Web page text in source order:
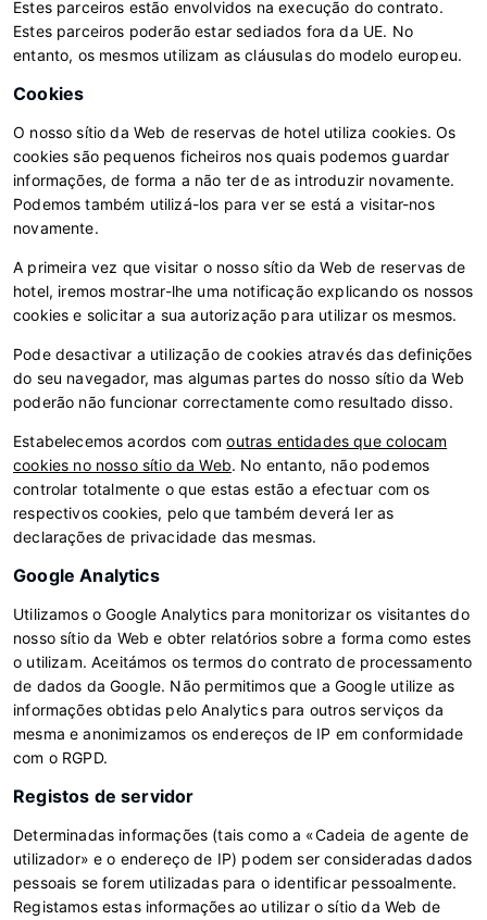
Estes parceiros estão envolvidos na execução do contrato.
Estes parceiros poderão estar sediados fora da UE. No
entanto, os mesmos utilizam as cláusulas do modelo europeu.
Cookies
O nosso sítio da Web de reservas de hotel utiliza cookies. Os
cookies são pequenos ficheiros nos quais podemos guardar
informações, de forma a não ter de as introduzir novamente.
Podemos também utilizá-los para ver se está a visitar-nos
novamente.
A primeira vez que visitar o nosso sítio da Web de reservas de
hotel, iremos mostrar-lhe uma notificação explicando os nossos
cookies e solicitar a sua autorização para utilizar os mesmos.
Pode desactivar a utilização de cookies através das definições
do seu navegador, mas algumas partes do nosso sítio da Web
poderão não funcionar correctamente como resultado disso.
Estabelecemos acordos comoutras entidades que colocam
cookies no nosso sítio da Web. No entanto, não podemos
controlar totalmente o que estas estão a efectuar com os
respectivos cookies, pelo que também deverá ler as
declarações de privacidade das mesmas.
Google Analytics
Utilizamos o Google Analytics para monitorizar os visitantes do
nosso sítio da Web e obter relatórios sobre a forma como estes
o utilizam. Aceitámos os termos do contrato de processamento
de dados da Google. Não permitimos que a Google utilize as
informações obtidas pelo Analytics para outros serviços da
mesma e anonimizamos os endereços de IP em conformidade
com o RGPD.
Registos de servidor
Determinadas informações (tais como a «Cadeia de agente de
utilizador» e o endereço de IP) podem ser consideradas dados
pessoais se forem utilizadas para o identificar pessoalmente.
Registamos estas informações ao utilizar o sítio da Web de